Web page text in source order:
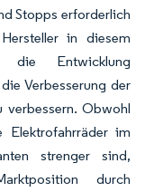
Stopps erforderlich
in diesem
die Entwicklung
Verbesserung der
verbessern. Obwohl
Elektrofahrräder im
strenger sind,
durch